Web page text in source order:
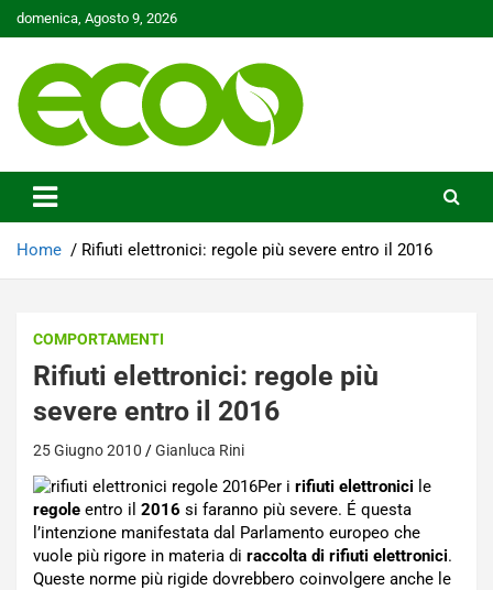
Skip
to
domenica, Agosto 9, 2026
Ecoo.it
Home Rifiuti elettronici: regole più severe entro il 2016
COMPORTAMENTI
Rifiuti elettronici: regole più
severe entro il 2016
25 Giugno 2010 Gianluca Rini
Per i rifiuti elettronici le
regole entro il 2016 si faranno più severe. É questa
l’intenzione manifestata dal Parlamento europeo che
vuole più rigore in materia di raccolta di rifiuti elettronici.
Queste norme più rigide dovrebbero coinvolgere anche le